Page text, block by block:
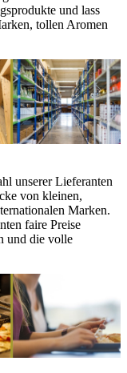
und lass
tollen Aromen
unserer Lieferanten
von kleinen,
Marken.
faire Preise
und die volle